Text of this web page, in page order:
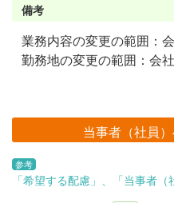
備考
業務内容の変更の範囲：
勤務地の変更の範囲：会
当事者（社員
参考
「希望する配慮」、「当事者